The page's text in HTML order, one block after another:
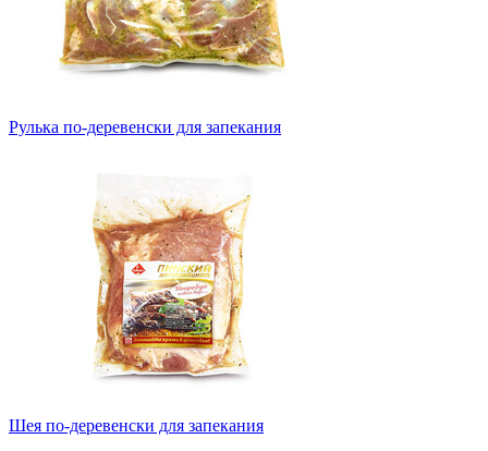
Рулька по-деревенски для запекания
Шея по-деревенски для запекания